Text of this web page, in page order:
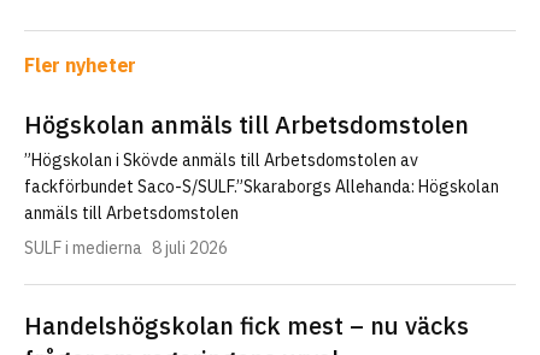
Fler nyheter
Högskolan anmäls till Arbetsdomstolen
”Högskolan i Skövde anmäls till Arbetsdomstolen av
fackförbundet Saco-S/SULF.”Skaraborgs Allehanda: Högskolan
anmäls till Arbetsdomstolen
SULF i medierna 8 juli 2026
Handelshögskolan fick mest – nu väcks